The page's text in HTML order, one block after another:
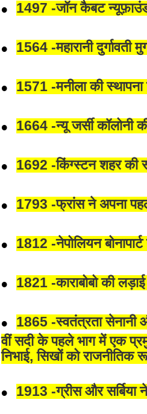
1497 -जॉन कैबट
1564 -महारानी
1571 -मनीला की
1664 -न्यू जर्सी कॉलोनी
1692 -किंग्स्टन शहर की
1793 -फ्रांस ने अपना
1812 -नेपोलियन
1821 -काराबोबो की
1865 -स्वतंत्रता सेनानी
वीं सदी के पहले भाग में एक
निभाई, सिखों को राजनीतिक
1913 -ग्रीस और सर्बिया